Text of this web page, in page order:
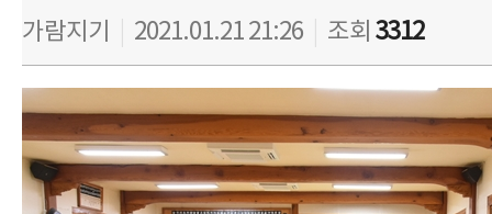
가람지기 2021.01.21 21:26 조회 3312